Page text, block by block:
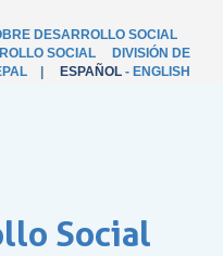
DESARROLLO SOCIAL
SOCIAL
DIVISIÓN DE
ESPAÑOL - ENGLISH
Social